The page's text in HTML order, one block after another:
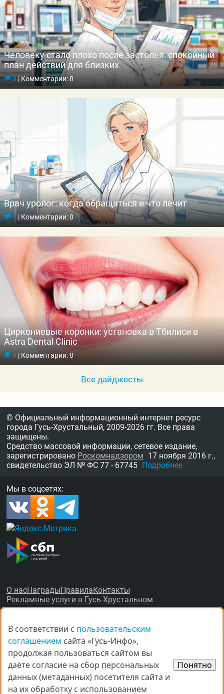
Человеку стало плохо после застолья: спокойный
план действий для близких
3|Комментарии: 0
Врач уролог: когда обращаться и что лечит
7 |Комментарии: 0
Циркониевые коронки: установка в Тбилиси в
Astra Dental Clinic
9 |Комментарии: 0
Все дайджесты
© Официальный информационный интернет ресурс
города Гусь-Хрустальный, 2009-2026 гг. Все права
защищены.
Средство массовой информации, сетевое издание,
зарегистрировано Роскомнадзором 17 ноября 2016 г.,
свидетельство ЭЛ № ФС 77 - 67745 Подробнее
Мы в соцсетях:
О насНаграды Правила Контакты
Рекламные услуги в Гусь-Хрустальном
© Все права защищены.
При копировании материалов ссыл­ка наgus-info.ru
на.
В соответствии с пользовательским
соглашением сайта «Гусь-Инфо»,
продолжая пользоваться сайтом вы
даёте согласие на сбор персональных
данных (метаданных) посетителя сайта и
на их обработку с использованием
Понятно
В соответствии с пользовательским
соглашением сайта «Гусь-Инфо»,
продолжая пользоваться сайтом вы
даёте согласие на сбор персональных
данных (метаданных) посетителя сайта и
на их обработку с использованием
Понятно